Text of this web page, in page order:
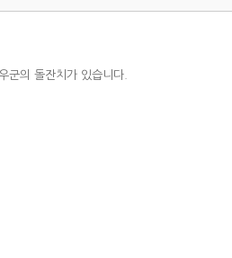
군의 돌잔치가 있습니다.